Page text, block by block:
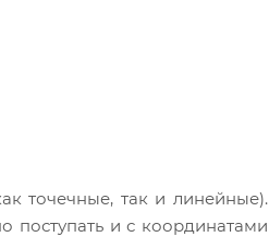
точечные, так и линейные).
поступать и с координатами